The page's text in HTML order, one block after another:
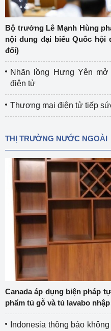
Bộ trưởng Lê Mạnh Hùng
nội dung đại biểu Quốc hội
đổi)
Nhãn lồng Hưng Yên
điện tử
Thương mại điện tử tiếp
THỊ TRƯỜNG NƯỚC NGOÀI
Canada áp dụng biện pháp
phẩm tủ gỗ và tủ lavabo
Indonesia thông báo